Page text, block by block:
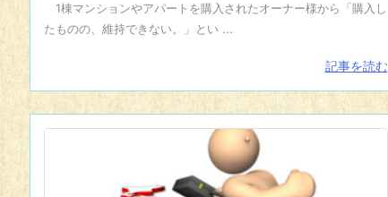
1棟マンションやアパートを購入されたオーナー様から「購入し
たものの、維持できない。」とい ...
記事を読む